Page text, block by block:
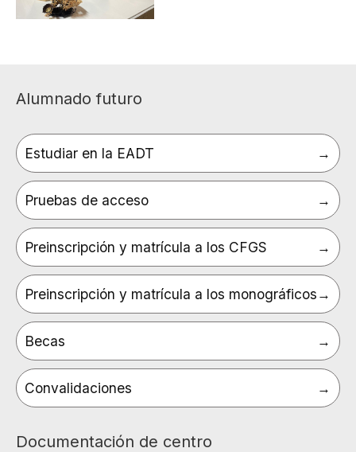
Alumnado futuro
Estudiar en la EADT
Pruebas de acceso
Preinscripción y matrícula a los CFGS
Preinscripción y matrícula a los monográficos
Becas
Convalidaciones
Documentación de centro